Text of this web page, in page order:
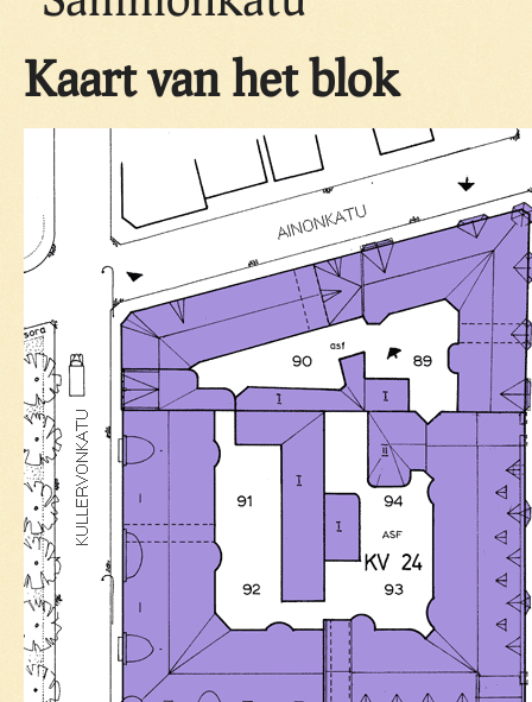
Kaart van het blok